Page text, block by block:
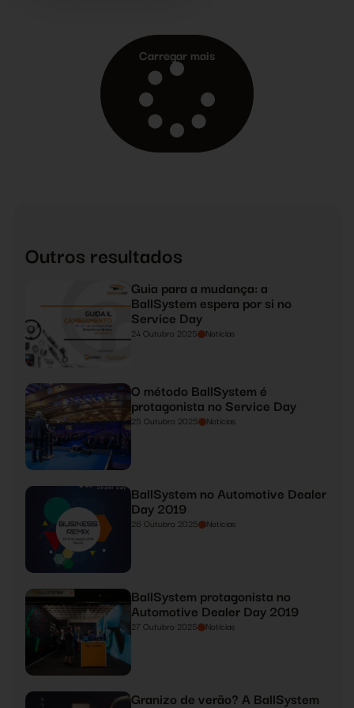
que é feita pela nossa academia. Formar para partilhar e
partilhar para criar e desenvolver valor recíproco e para
Carregar mais
Outros resultados
Guia para a mudança: a
BallSystem espera por si no
Service Day
24 Outubro 2025 Notícias
O método BallSystem é
protagonista no Service Day
25 Outubro 2025 Notícias
BallSystem no Automotive Dealer
Day 2019
26 Outubro 2025 Notícias
BallSystem protagonista no
Automotive Dealer Day 2019
27 Outubro 2025 Notícias
Granizo de verão? A BallSystem